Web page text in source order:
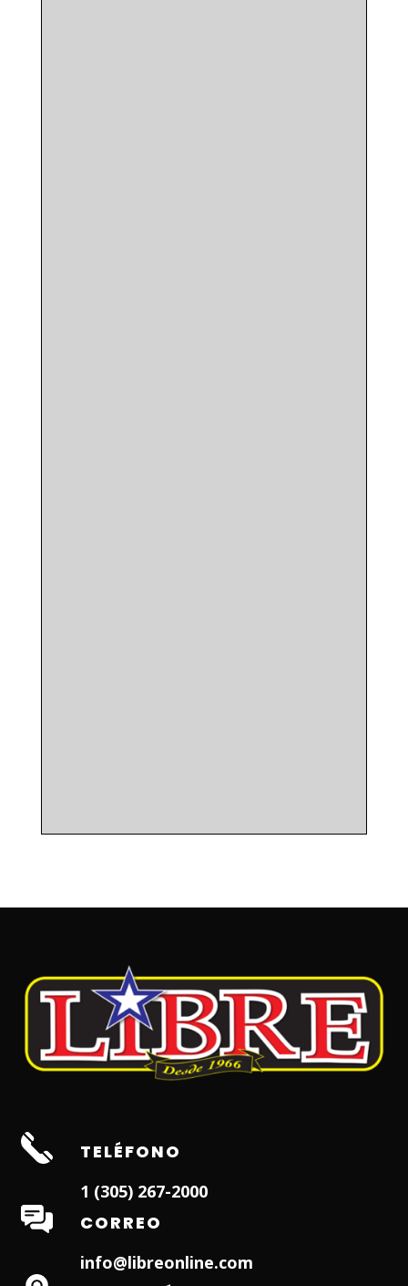
TELÉFONO
1 (305) 267-2000
CORREO
info@libreonline.com